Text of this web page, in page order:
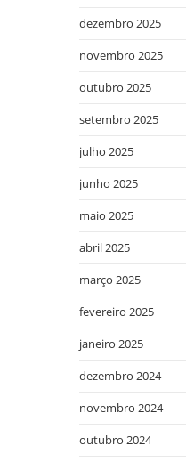
dezembro 2025
novembro 2025
outubro 2025
setembro 2025
julho 2025
junho 2025
maio 2025
abril 2025
março 2025
fevereiro 2025
janeiro 2025
dezembro 2024
novembro 2024
outubro 2024